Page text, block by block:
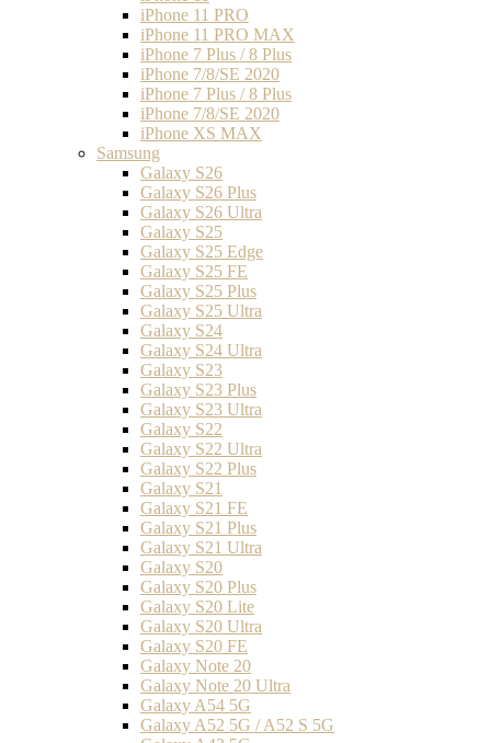
iPhone 11 PRO
iPhone 11 PRO MAX
iPhone 7 Plus / 8 Plus
iPhone 7/8/SE 2020
iPhone 7 Plus / 8 Plus
iPhone 7/8/SE 2020
iPhone XS MAX
Samsung
Galaxy S26
Galaxy S26 Plus
Galaxy S26 Ultra
Galaxy S25
Galaxy S25 Edge
Galaxy S25 FE
Galaxy S25 Plus
Galaxy S25 Ultra
Galaxy S24
Galaxy S24 Ultra
Galaxy S23
Galaxy S23 Plus
Galaxy S23 Ultra
Galaxy S22
Galaxy S22 Ultra
Galaxy S22 Plus
Galaxy S21
Galaxy S21 FE
Galaxy S21 Plus
Galaxy S21 Ultra
Galaxy S20
Galaxy S20 Plus
Galaxy S20 Lite
Galaxy S20 Ultra
Galaxy S20 FE
Galaxy Note 20
Galaxy Note 20 Ultra
Galaxy A54 5G
Galaxy A52 5G / A52 S 5G